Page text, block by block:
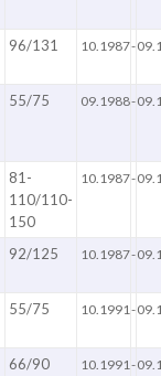
96/131 10.1987-
55/75 09.1988-
81-
110/110-
150
10.1987-
92/125 10.1987-
55/75 10.1991 -
66/90 10.1991 -